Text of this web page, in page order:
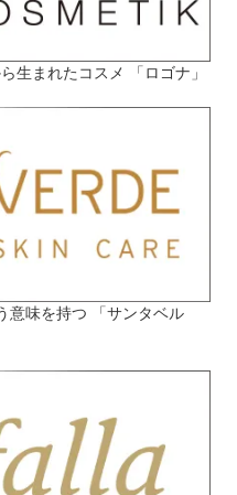
生まれたコスメ 「ロゴナ」
意味を持つ 「サンタベル